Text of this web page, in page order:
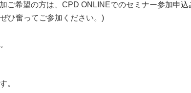
ご希望の方は、CPD ONLINEでのセミナー参加申込
ひ奮ってご参加ください。)
。